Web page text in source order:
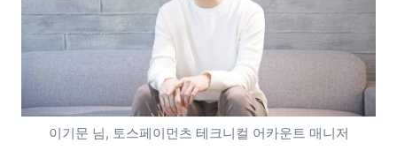
이기문 님, 토스페이먼츠 테크니컬 어카운트 매니저